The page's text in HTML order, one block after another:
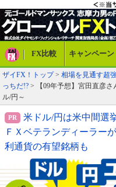
FX比較 キャンペーン
ザイFX！トップ> 相場を見通す超
っちだ!? > 【09年予想】宮田直彦
ル/円～
米ドル/円は米中間選
ＦＸベテランディーラー
利通貨の有望銘柄も